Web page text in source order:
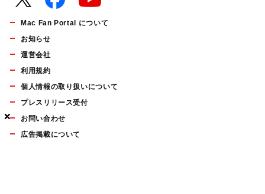
×
×
×
Mac Fan Portal について
お知らせ
運営会社
利用規約
個人情報の取り扱いについて
プレスリリース受付
お問い合わせ
広告掲載について